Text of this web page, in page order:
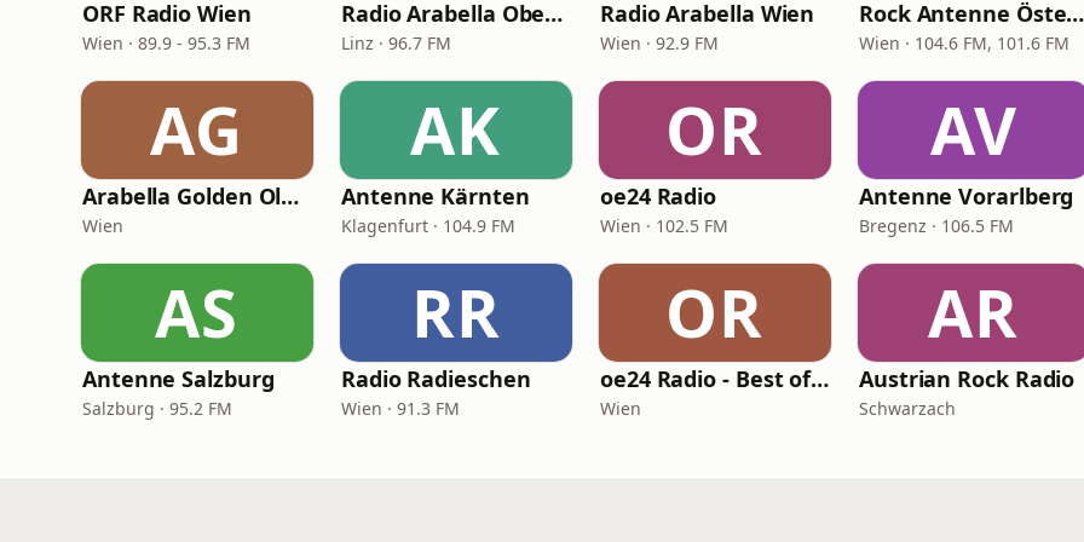
ORF Radio Wien
Wien · 89.9 - 95.3 FM
Radio Arabella Oberösterreich
Linz · 96.7 FM
Radio Arabella Wien
Wien · 92.9 FM
Rock Antenne Österreich
Wien · 104.6 FM, 101.6 FM
AG
Arabella Golden Oldies
Wien
AK
Antenne Kärnten
Klagenfurt · 104.9 FM
OR
oe24 Radio
Wien · 102.5 FM
AV
Antenne Vorarlberg
Bregenz · 106.5 FM
AS
Antenne Salzburg
Salzburg · 95.2 FM
RR
Radio Radieschen
Wien · 91.3 FM
OR
oe24 Radio - Best of 80s
Wien
AR
Austrian Rock Radio
Schwarzach